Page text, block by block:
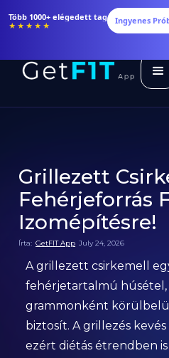
Több 1000+ elégedett tag
★★★★★ Ingyenes
Grillezett
Fehérjeforrás
Izomépítésre!
Írta: GetFIT App July 24, 2026
A grillezett csirkemell
fehérjetartalmú húsétel,
grammonként
biztosít. A grillezés
ezért diétás étrendben